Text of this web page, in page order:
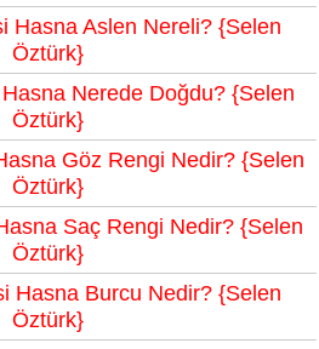
Hasna Aslen Nereli? {Selen
Öztürk}
Hasna Nerede Doğdu? {Selen
Öztürk}
Göz Rengi Nedir? {Selen
Öztürk}
Saç Rengi Nedir? {Selen
Öztürk}
Hasna Burcu Nedir? {Selen
Öztürk}